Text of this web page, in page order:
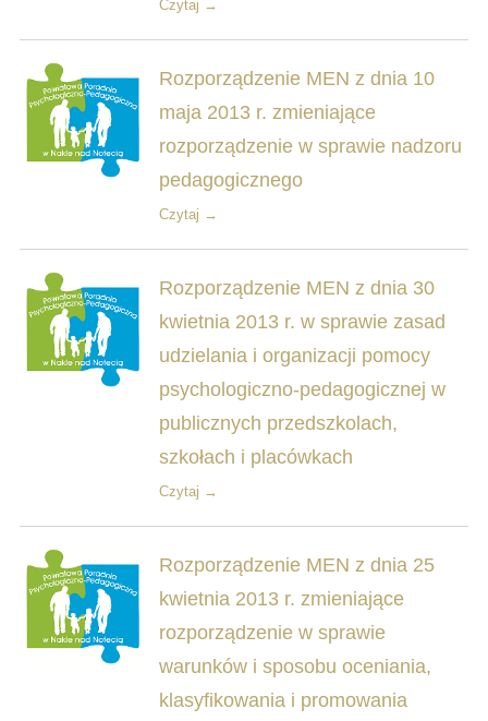
Czytaj →
Rozporządzenie MEN z dnia 10
maja 2013 r. zmieniające
rozporządzenie w sprawie nadzoru
pedagogicznego
Czytaj →
Rozporządzenie MEN z dnia 30
kwietnia 2013 r. w sprawie zasad
udzielania i organizacji pomocy
psychologiczno-pedagogicznej w
publicznych przedszkolach,
szkołach i placówkach
Czytaj →
Rozporządzenie MEN z dnia 25
kwietnia 2013 r. zmieniające
rozporządzenie w sprawie
warunków i sposobu oceniania,
klasyfikowania i promowania